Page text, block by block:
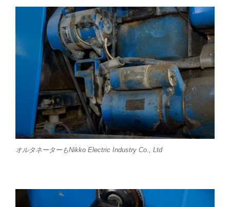
オルタネーターもNikko Electric Industry Co., Ltd